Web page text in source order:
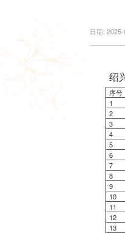
日期:
绍
序号
1
2
3
4
5
6
7
8
9
10
11
12
13